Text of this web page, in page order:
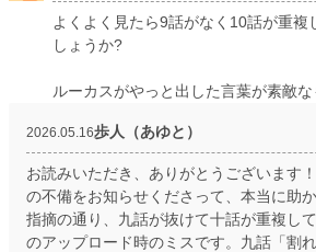
よくよく見たら9話がなく10話が重複
しょうか?
ルーカスがやっと出した言葉が素敵な
2026.05.16歩人（あゆと）
お読みいただき、ありがとうございます
の不備をお知らせくださって、本当に助
指摘の通り、九話が抜けて十話が重複し
のアップロード時のミスです。九話「